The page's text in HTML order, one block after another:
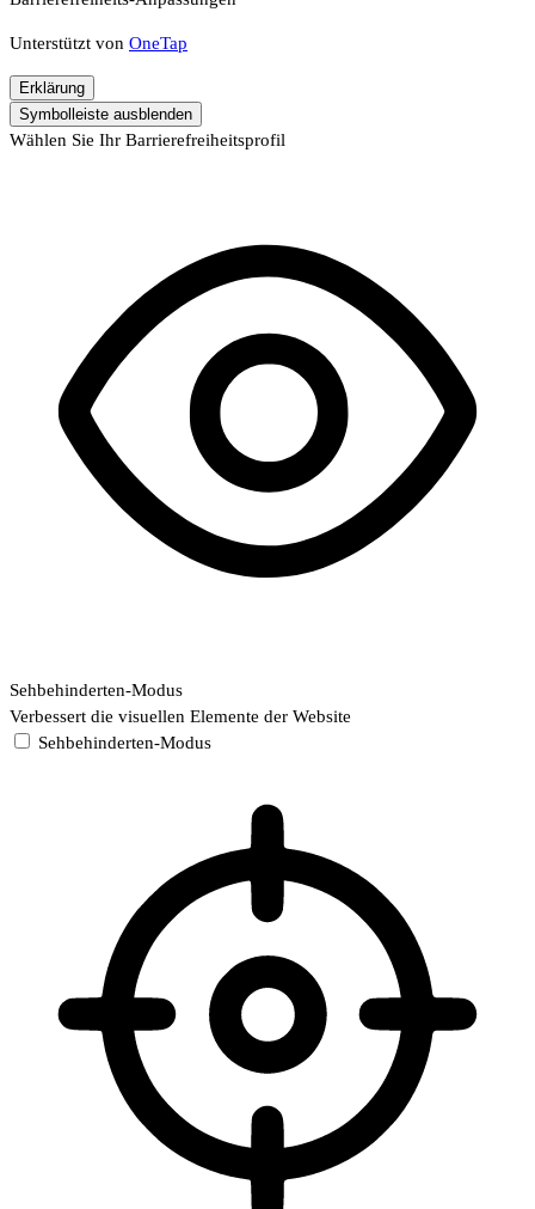
Unterstützt von OneTap
Erklärung
Symbolleiste ausblenden
Wählen Sie Ihr Barrierefreiheitsprofil
Sehbehinderten-Modus
Verbessert die visuellen Elemente der Website
Sehbehinderten-Modus